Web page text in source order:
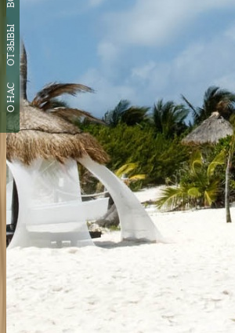
ОТЗЫВЫ
О НАС